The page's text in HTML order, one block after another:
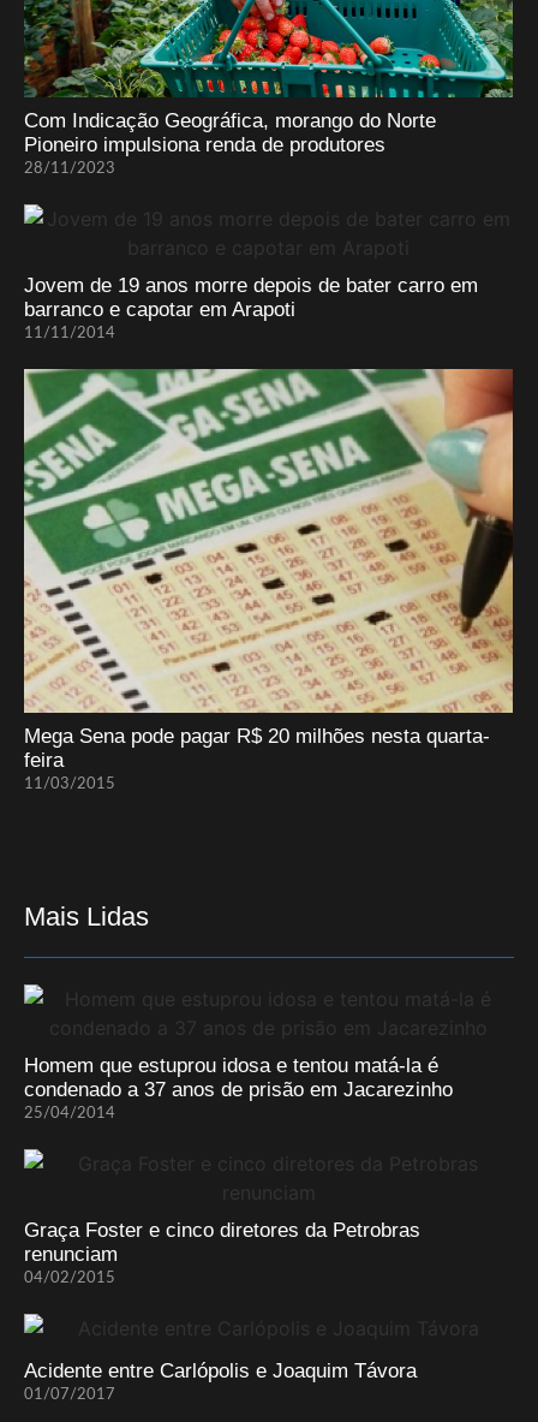
Com Indicação Geográfica, morango do Norte
Pioneiro impulsiona renda de produtores
28/11/2023
Jovem de 19 anos morre depois de bater carro em
barranco e capotar em Arapoti
11/11/2014
Mega Sena pode pagar R$ 20 milhões nesta quarta-
feira
11/03/2015
Mais Lidas
Homem que estuprou idosa e tentou matá-la é
condenado a 37 anos de prisão em Jacarezinho
25/04/2014
Graça Foster e cinco diretores da Petrobras
renunciam
04/02/2015
Acidente entre Carlópolis e Joaquim Távora
01/07/2017